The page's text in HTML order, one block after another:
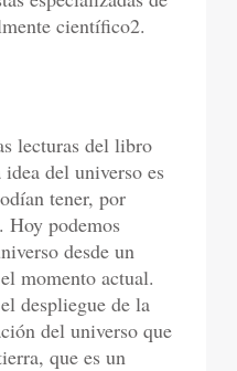
científico2.
lecturas del libro
del universo es
tener, por
Hoy podemos
desde un
momento actual.
despliegue de la
del universo que
que es un